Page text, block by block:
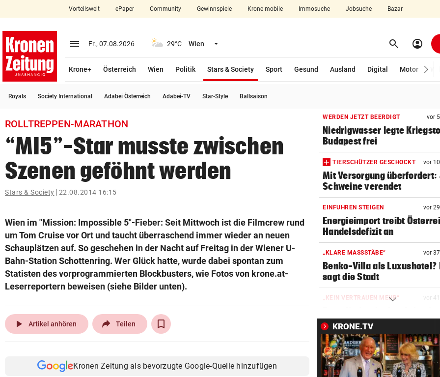
closeSchließen
account_circle Anmelden
arrow_right
bookmark
search
Suchbegriff
eingeben
© Krone Multimedia GmbH & Co KG 2026
Muthgasse 2, 1190 Wien
Vorteilswelt ePaper Community Gewinnspiele Krone mobile Immosuche Jobsuche Bazar
menu Menü aufklappen
Fr., 07.08.2026 29°C Wien Menü aufklappen search Suchen
account_circle
Krone+ Österreich Wien Politik Stars & Society
Sport
Gesund Ausland Digital Motor
Royals Society International Adabei Österreich Adabei-TV Star-Style Ballsaison
ROLLTREPPEN-MARATHON
“MI5”-Star musste zwischen
Szenen geföhnt werden
Stars & Society 22.08.2014 16:15
Wien im "Mission: Impossible 5"-Fieber: Seit Mittwoch ist die Filmcrew rund
um Tom Cruise vor Ort und taucht überraschend immer wieder an neuen
Schauplätzen auf. So geschehen in der Nacht auf Freitag in der Wiener U-
Bahn-Station Schottenring. Wer Glück hatte, wurde dabei spontan zum
Statisten des vorprogrammierten Blockbusters, wie Fotos von krone.at-
Leserreportern beweisen (siehe Bilder unten).
play_arrow Artikel anhören Teilen
Kronen Zeitung als bevorzugte Google-Quelle hinzufügen
WERDEN JETZT BEERDIGT vor
Niedrigwasser legte
Budapest frei
TIERSCHÜTZER GESCHOCKT vor
Mit Versorgung überfordert:
Schweine verendet
EINFUHREN STEIGEN vor
Energieimport treibt
Handelsdefizit an
„KLARE MASSSTÄBE“ vor
Benko-Villa als Luxushotel?
sagt die Stadt
„KEIN VERTRAUEN MEHR“ vor
Rücktritt auf
EMOTIONALE BEDEUTUNG vor 44
Corinna & Danilo ließen sich
Partnertattoo stechen
KRONE.TV